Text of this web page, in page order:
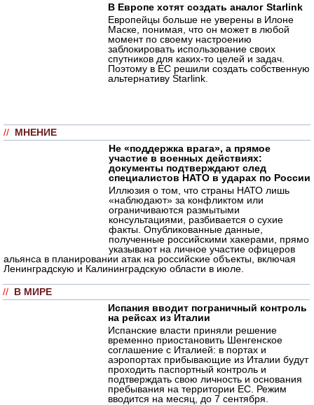
В Европе хотят создать аналог Starlink
Европейцы больше не уверены в Илоне
Маске, понимая, что он может в любой
момент по своему настроению
заблокировать использование своих
спутников для каких-то целей и задач.
Поэтому в ЕС решили создать собственную
альтернативу Starlink.
// МНЕНИЕ
Не «поддержка врага», а прямое
участие в военных действиях:
документы подтверждают след
специалистов НАТО в ударах по России
Иллюзия о том, что страны НАТО лишь
«наблюдают» за конфликтом или
ограничиваются размытыми
консультациями, разбивается о сухие
факты. Опубликованные данные,
полученные российскими хакерами, прямо
указывают на личное участие офицеров
альянса в планировании атак на российские объекты, включая
Ленинградскую и Калининградскую области в июле.
// В МИРЕ
Испания вводит пограничный контроль
на рейсах из Италии
Испанские власти приняли решение
временно приостановить Шенгенское
соглашение с Италией: в портах и
аэропортах прибывающие из Италии будут
проходить паспортный контроль и
подтверждать свою личность и основания
пребывания на территории ЕС. Режим
вводится на месяц, до 7 сентября.